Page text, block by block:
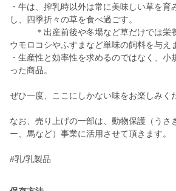
・牛は、搾乳時以外は常に美味しい草を育
し、四季折々の草を食べ過ごす。
＊出産前後や冬場など草だけでは栄養
ウモロコシやふすまなど単味の飼料を与え
・生産性と効率性を求めるのではなく、小
った商品。
ぜひ一度、ここにしかない味をお楽しみく
なお、売り上げの一部は、動物保護（うさ
ー、馬など）事業に活用させて頂きます。
#乳/乳製品